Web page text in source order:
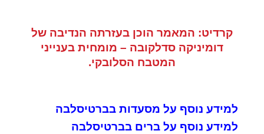
קרדיט: המאמר הוכן בעזרתה הנדיבה של
דומיניקה סדלקובה – מומחית בענייני
המטבח הסלובקי.
למידע נוסף על מסעדות בברטיסלבה
למידע נוסף על ברים בברטיסלבה